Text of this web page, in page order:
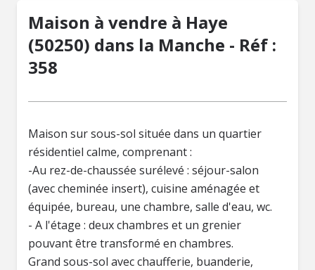
Maison à vendre à Haye
(50250) dans la Manche - Réf :
358
Maison sur sous-sol située dans un quartier
résidentiel calme, comprenant :
-Au rez-de-chaussée surélevé : séjour-salon
(avec cheminée insert), cuisine aménagée et
équipée, bureau, une chambre, salle d'eau, wc.
- A l'étage : deux chambres et un grenier
pouvant être transformé en chambres.
Grand sous-sol avec chaufferie, buanderie,